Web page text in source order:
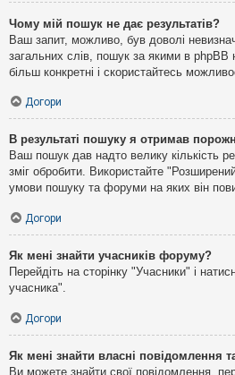
Чому мій пошук не дає результатів?
Ваш запит, можливо, був доволі
загальних слів, пошук за якими в phpBB
більш конкретні і скористайтесь
Догори
В результаті пошуку я отримав
Ваш пошук дав надто велику кількість
зміг обробити. Використайте
умови пошуку та форуми на яких він
Догори
Як мені знайти учасників форуму?
Перейдіть на сторінку "Учасники" і
учасника".
Догори
Як мені знайти власні повідомлення
Ви можете знайти свої повідомлення,